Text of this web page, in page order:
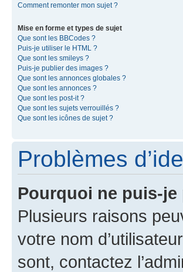
Comment remonter mon sujet ?
Mise en forme et types de sujet
Que sont les BBCodes ?
Puis-je utiliser le HTML ?
Que sont les smileys ?
Puis-je publier des images ?
Que sont les annonces globales ?
Que sont les annonces ?
Que sont les post-it ?
Que sont les sujets verrouillés ?
Que sont les icônes de sujet ?
Problèmes
Pourquoi ne puis-
Plusieurs raisons
votre nom
sont, contactez